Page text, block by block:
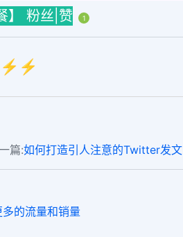
】 粉丝|赞 1
篇:如何打造引人注意的Twitter发文
的流量和销量